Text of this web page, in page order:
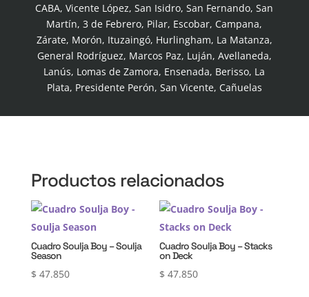
CABA, Vicente López, San Isidro, San Fernando, San
Martín, 3 de Febrero, Pilar, Escobar, Campana,
Zárate, Morón, Ituzaingó, Hurlingham, La Matanza,
General Rodríguez, Marcos Paz, Luján, Avellaneda,
Lanús, Lomas de Zamora, Ensenada, Berisso, La
Plata, Presidente Perón, San Vicente, Cañuelas
Productos relacionados
Cuadro Soulja Boy – Soulja
Season
$ 47.850
Cuadro Soulja Boy – Stacks
on Deck
$ 47.850